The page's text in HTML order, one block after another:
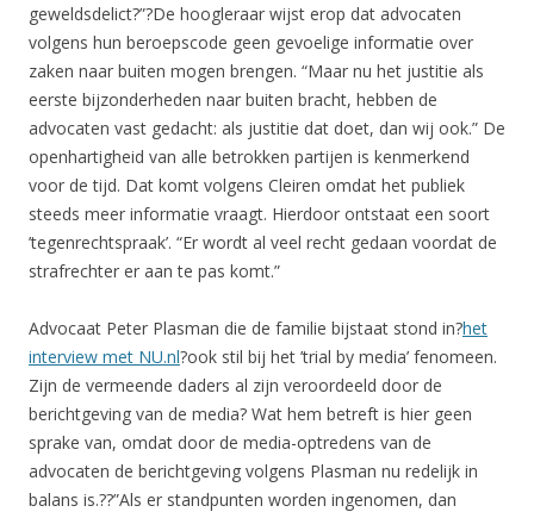
geweldsdelict?”?De hoogleraar wijst erop dat advocaten
volgens hun beroepscode geen gevoelige informatie over
zaken naar buiten mogen brengen. “Maar nu het justitie als
eerste bijzonderheden naar buiten bracht, hebben de
advocaten vast gedacht: als justitie dat doet, dan wij ook.” De
openhartigheid van alle betrokken partijen is kenmerkend
voor de tijd. Dat komt volgens Cleiren omdat het publiek
steeds meer informatie vraagt. Hierdoor ontstaat een soort
’tegenrechtspraak’. “Er wordt al veel recht gedaan voordat de
strafrechter er aan te pas komt.”
Advocaat Peter Plasman die de familie bijstaat stond in?het
interview met NU.nl?ook stil bij het ’trial by media’ fenomeen.
Zijn de vermeende daders al zijn veroordeeld door de
berichtgeving van de media? Wat hem betreft is hier geen
sprake van, omdat door de media-optredens van de
advocaten de berichtgeving volgens Plasman nu redelijk in
balans is.??”Als er standpunten worden ingenomen, dan